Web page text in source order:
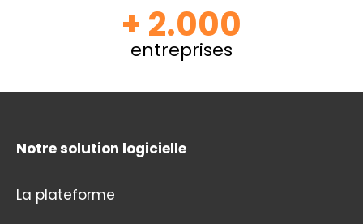
+ 2.000
entreprises
Notre solution logicielle
La plateforme